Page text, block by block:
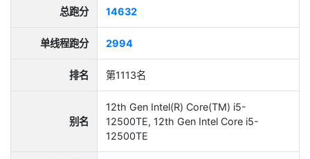
总跑分 14632
单线程跑分 2994
排名 第1113名
别名
12th Gen Intel(R) Core(TM) i5-
12500TE, 12th Gen Intel Core i5-
12500TE